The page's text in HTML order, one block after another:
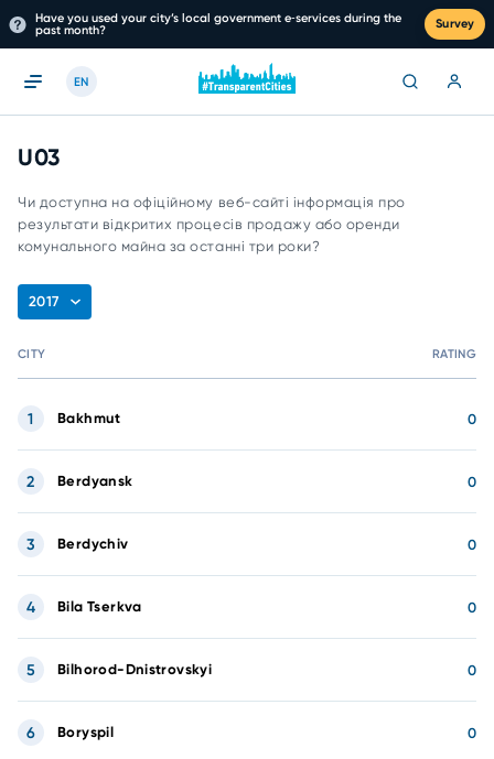
Have you used your city’s local government e‑services during the
past month?
Survey
EN
U03
Чи доступна на офіційному веб-сайті інформація про
результати відкритих процесів продажу або оренди
комунального майна за останні три роки?
2017
CITY RATING
Bakhmut 0
1
Berdyansk 0
2
Berdychiv 0
3
Bila Tserkva 0
4
Bilhorod-Dnistrovskyi 0
5
Boryspil 0
6